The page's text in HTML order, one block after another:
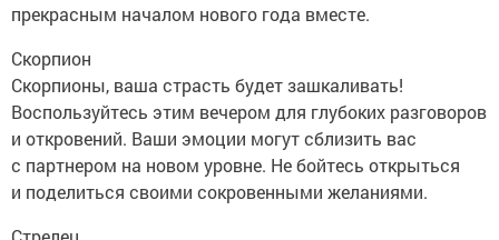
прекрасным началом нового года вместе.
Скорпион
Скорпионы, ваша страсть будет зашкаливать!
Воспользуйтесь этим вечером для глубоких разговоров
и откровений. Ваши эмоции могут сблизить вас
с партнером на новом уровне. Не бойтесь открыться
и поделиться своими сокровенными желаниями.